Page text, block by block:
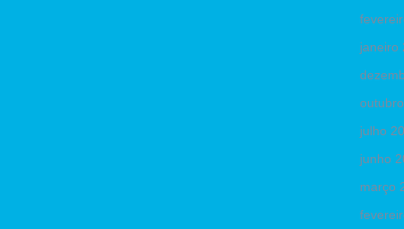
janeiro
julho
junho
março